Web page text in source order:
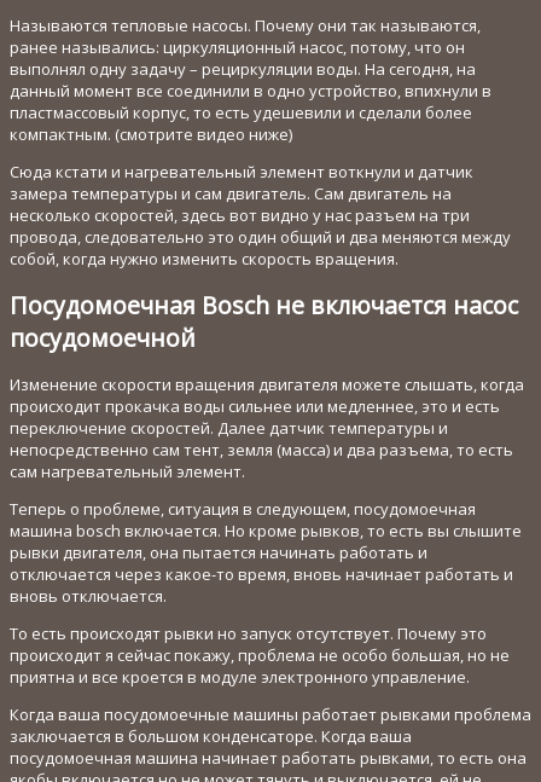
Называются тепловые насосы. Почему они так называются,
ранее назывались: циркуляционный насос, потому, что он
выполнял одну задачу – рециркуляции воды. На сегодня, на
данный момент все соединили в одно устройство, впихнули в
пластмассовый корпус, то есть удешевили и сделали более
компактным. (смотрите видео ниже)
Сюда кстати и нагревательный элемент воткнули и датчик
замера температуры и сам двигатель. Сам двигатель на
несколько скоростей, здесь вот видно у нас разъем на три
провода, следовательно это один общий и два меняются между
собой, когда нужно изменить скорость вращения.
Посудомоечная Bosch не включается насос
посудомоечной
Изменение скорости вращения двигателя можете слышать, когда
происходит прокачка воды сильнее или медленнее, это и есть
переключение скоростей. Далее датчик температуры и
непосредственно сам тент, земля (масса) и два разъема, то есть
сам нагревательный элемент.
Теперь о проблеме, ситуация в следующем, посудомоечная
машина bosch включается. Но кроме рывков, то есть вы слышите
рывки двигателя, она пытается начинать работать и
отключается через какое-то время, вновь начинает работать и
вновь отключается.
То есть происходят рывки но запуск отсутствует. Почему это
происходит я сейчас покажу, проблема не особо большая, но не
приятна и все кроется в модуле электронного управление.
Когда ваша посудомоечные машины работает рывками проблема
заключается в большом конденсаторе. Когда ваша
посудомоечная машина начинает работать рывками, то есть она